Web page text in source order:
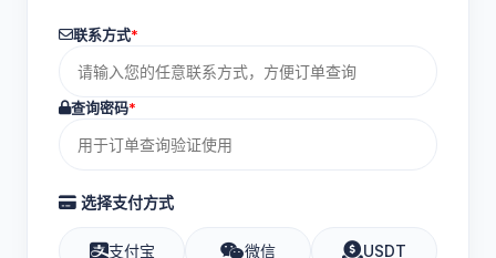
联系方式*
查询密码*
选择支付方式
支付宝 微信 USDT